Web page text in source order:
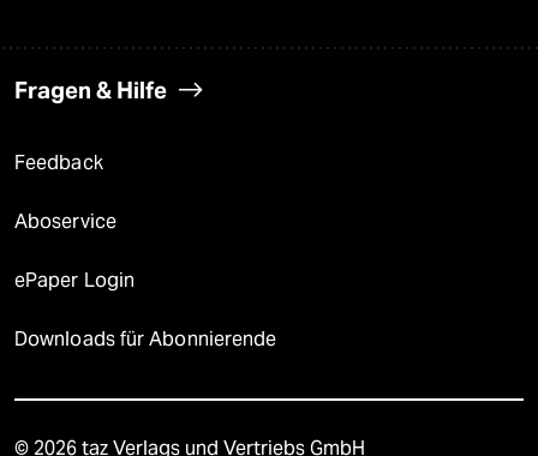
Fragen & Hilfe
Feedback
Aboservice
ePaper Login
Downloads für Abonnierende
© 2026 taz Verlags und Vertriebs GmbH